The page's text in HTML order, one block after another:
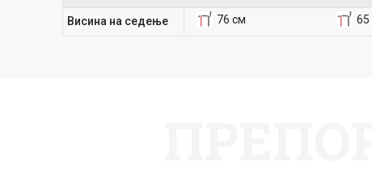
Висина на седење 76 см 65